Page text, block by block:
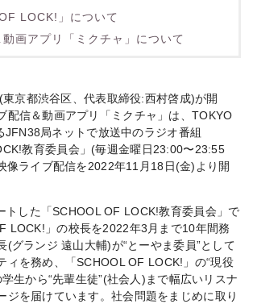
LOCK!」について
画アプリ「ミクチャ」について
京都渋谷区、代表取締役:西村啓成)が開
配信＆動画アプリ「ミクチャ」は、TOKYO
JFN38局ネットで放送中のラジオ番組
教育委員会」(毎週金曜日23:00〜23:55
像ライブ配信を2022年11月18日(金)より開
トした「SCHOOL OF LOCK!教育委員会」で
LOCK!」の校長を2022年3月まで10年間務
(グランジ 遠山大輔)が“とーやま委員”として
ィを務め、「SCHOOL OF LOCK!」の“現役
生から“先輩生徒”(社会人)まで幅広いリスナ
ジを届けています。社会問題をまじめに取り